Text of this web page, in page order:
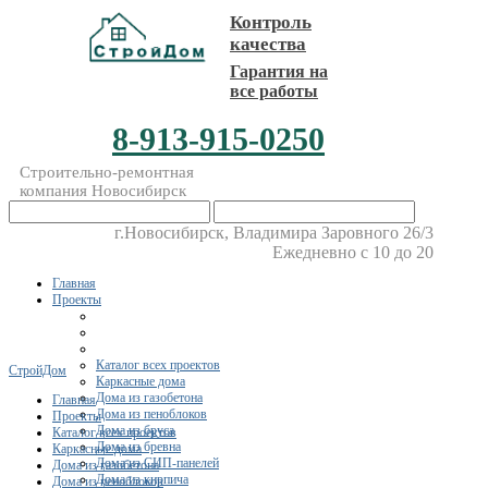
Контроль
качества
Гарантия на
все работы
8-913-915-0250
Строительно-ремонтная
компания Новосибирск
г.Новосибирск, Владимира Заровного 26/3
Ежедневно с 10 до 20
Главная
Проекты
Каталог всех проектов
Каркасные дома
Дома из газобетона
Дома из пеноблоков
Дома из бруса
Дома из бревна
Дома из СИП-панелей
Дома из кирпича
СтройДом
Главная
Проекты
Каталог всех проектов
Каркасные дома
Дома из газобетона
Дома из пеноблоков